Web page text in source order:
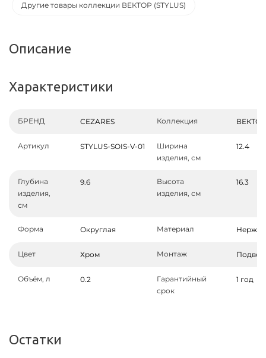
Другие товары коллекции ВЕКТОР (STYLUS)
Описание
Характеристики
БРЕНД CEZARES Коллекция ВЕКТОР
Артикул STYLUS-SOIS-V-01
Ширина
изделия, см
12.4
Глубина
изделия,
см
9.6
Высота
изделия, см
16.3
Форма Округлая Материал
Цвет Хром Монтаж
Объём, л 0.2
Гарантийный
срок
1 год
Остатки